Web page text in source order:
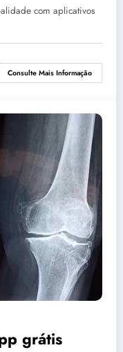
com aplicativos
Consulte Mais Informação
grátis